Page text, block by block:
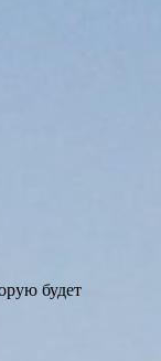
будет